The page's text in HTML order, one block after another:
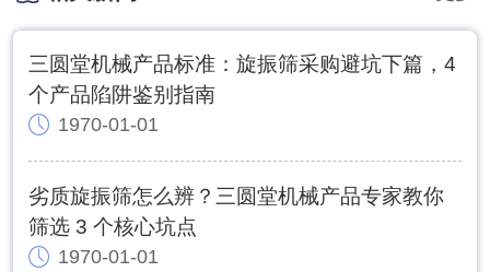
三圆堂机械产品标准：旋振筛采购避坑下篇，4
个产品陷阱鉴别指南
1970-01-01
劣质旋振筛怎么辨？三圆堂机械产品专家教你
筛选 3 个核心坑点
1970-01-01